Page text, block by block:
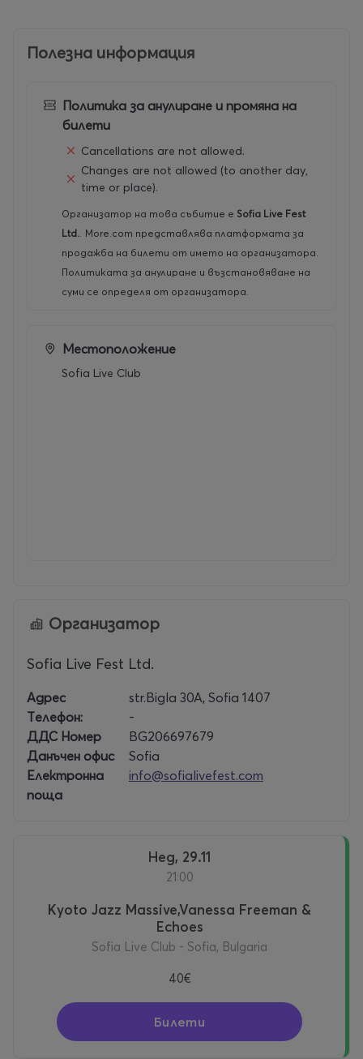
След години на международни колаборации, ремикси
Massive се завърнаха с дългоочаквания
Message From A New Dawn
груувиращ запис, който обединява хаус, афробийт,
соул и джаз в характерния за проекта
кинематографичен мащаб.
В центъра на новото концертно превъплъщение
Vanessa Freeman– дългогодишен глас в
историята наKyoto Jazz Massive и артист с
изключително присъствие, който придава
допълнителна дълбочина и емоционален заряд на
базирани в Париж, проектът разгръща своята
най-жива, динамична и оркестрирана версия досега.
граници.
Врати: 20ч.
Начало: 21ч.
За повече информация и всички новини около
Live Festivalможе да следите страница на
фестивала във Facebook:
https://www.facebook.com/sofialivefestival
Мила Панайотова
Communications Manager
+359886 68 50 05
Полезна информация
Политика за анулиране и промяна на
билети
Cancellations are not allowed.
Changes are not allowed (to another day,
time or place).
Организатор на това събитие е Sofia Live Fest
Ltd.. More.com представлява платформата за
продажба на билети от името на организатора.
Политиката за анулиране и възстановяване на
суми се определя от организатора.
Местоположение
Sofia Live Club
Организатор
Sofia Live Fest Ltd.
Aдрес
str.Bigla 30A, Sofia 1407
Tелефон:
-
ДДС Номер
BG206697679
Данъчен офис
Sofia
Електронна
поща
info@sofialivefest.com
нед, 29.11
21:00
Kyoto Jazz Massive,Vanessa Freeman &
Echoes
Sofia Live Club - Sofia, Bulgaria
40€
Билети